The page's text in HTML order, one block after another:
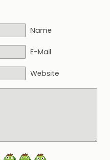
Name
E-Mail
Website